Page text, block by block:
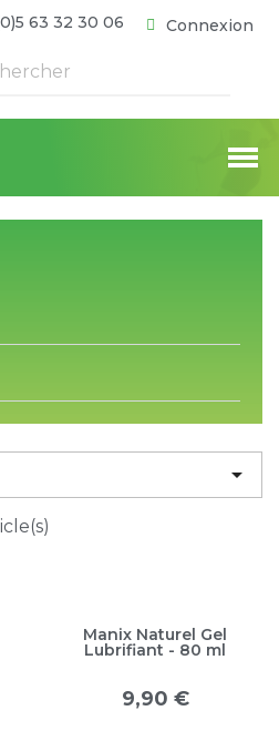
63 32 30 06 Connexion

Manix Naturel Gel
Lubrifiant - 80 ml
9,90 €